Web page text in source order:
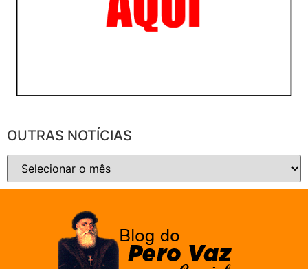
OUTRAS NOTÍCIAS